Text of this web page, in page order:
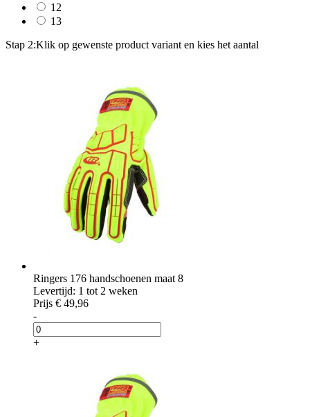
12
13
Stap 2:Klik op gewenste product variant en kies het aantal
Ringers 176 handschoenen maat 8
Levertijd: 1 tot 2 weken
Prijs € 49,96
-
+